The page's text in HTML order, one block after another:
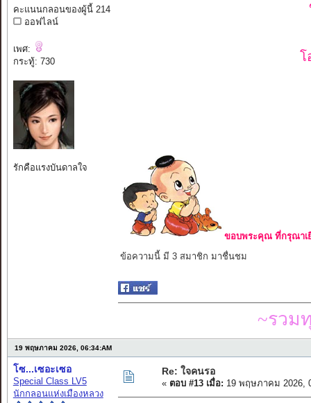
คะแนนกลอนของผู้นี้ 214
ออฟไลน์
เพศ:
กระทู้: 730
รักคือแรงบันดาลใจ
โ
ขอบพระคุณ ที่กรุณาเ
ข้อความนี้ มี 3 สมาชิก มาชื่นชม
~รวม
19 พฤษภาคม 2026, 06:34:AM
โซ...เซอะเซอ
Special Class LV5
นักกลอนแห่งเมืองหลวง
Re: ใจคนรอ
« ตอบ #13 เมื่อ: 19 พฤษภาคม 2026,